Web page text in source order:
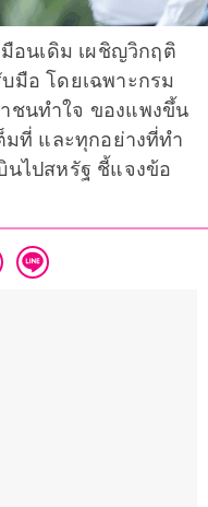
อนเดิม เผชิญวิกฤติ
อ โดยเฉพาะกรม
ชนทำใจ ของแพงขึ้น
มที่ และทุกอย่างที่ทำ
ไปสหรัฐ ชี้แจงข้อ